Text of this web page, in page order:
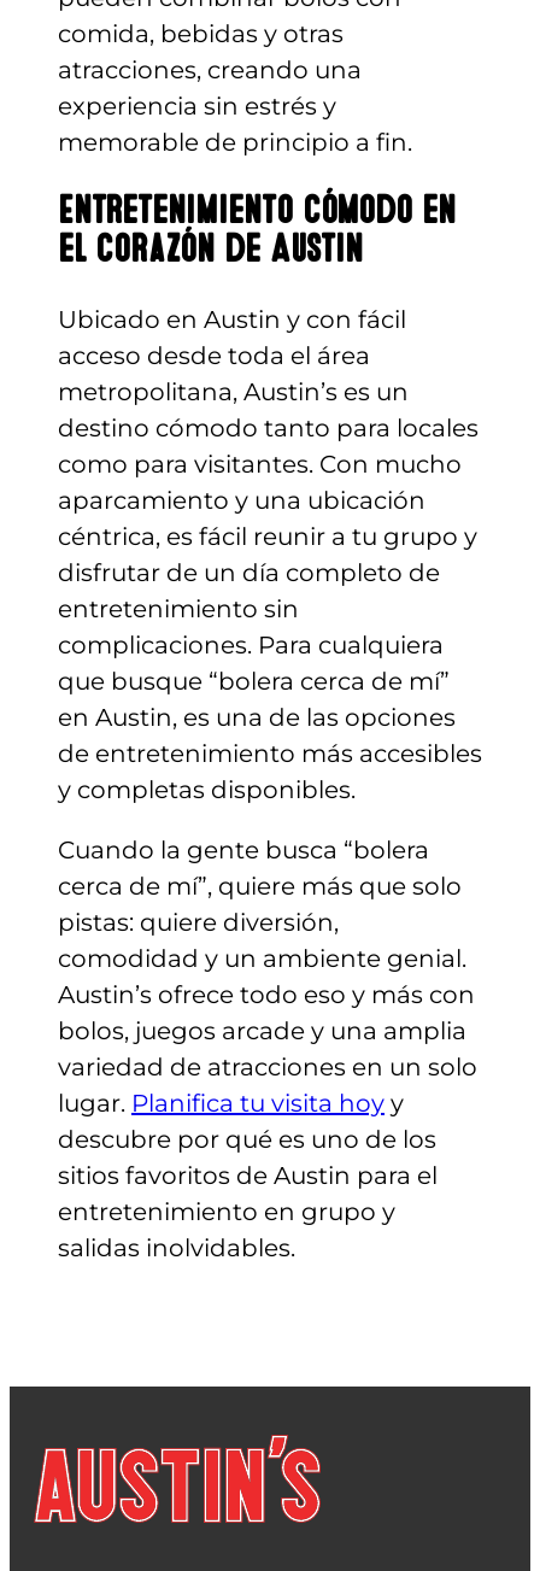
comida, bebidas y otras
atracciones, creando una
experiencia sin estrés y
memorable de principio a fin.
Entretenimiento cómodo en
el corazón de Austin
Ubicado en Austin y con fácil
acceso desde toda el área
metropolitana, Austin’s es un
destino cómodo tanto para locales
como para visitantes. Con mucho
aparcamiento y una ubicación
céntrica, es fácil reunir a tu grupo y
disfrutar de un día completo de
entretenimiento sin
complicaciones. Para cualquiera
que busque “bolera cerca de mí”
en Austin, es una de las opciones
de entretenimiento más accesibles
y completas disponibles.
Cuando la gente busca “bolera
cerca de mí”, quiere más que solo
pistas: quiere diversión,
comodidad y un ambiente genial.
Austin’s ofrece todo eso y más con
bolos, juegos arcade y una amplia
variedad de atracciones en un solo
lugar. Planifica tu visita hoy y
descubre por qué es uno de los
sitios favoritos de Austin para el
entretenimiento en grupo y
salidas inolvidables.